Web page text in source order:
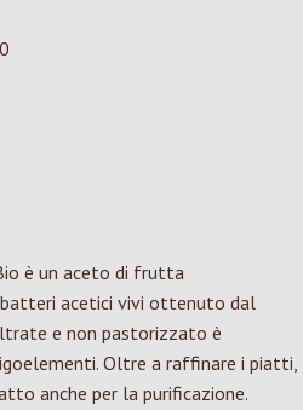
è un aceto di frutta
acetici vivi ottenuto dal
e non pastorizzato è
Oltre a raffinare i piatti,
anche per la purificazione.